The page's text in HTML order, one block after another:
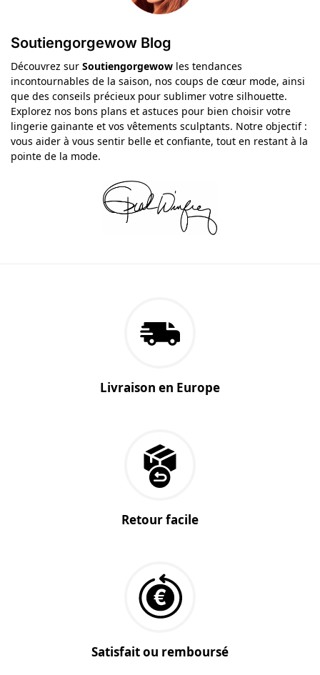
Soutiengorgewow Blog
Découvrez sur Soutiengorgewow les tendances
incontournables de la saison, nos coups de cœur mode, ainsi
que des conseils précieux pour sublimer votre silhouette.
Explorez nos bons plans et astuces pour bien choisir votre
lingerie gainante et vos vêtements sculptants. Notre objectif :
vous aider à vous sentir belle et confiante, tout en restant à la
pointe de la mode.
Livraison en Europe
Retour facile
Satisfait ou remboursé